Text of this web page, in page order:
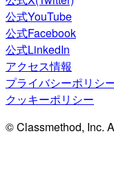
公式YouTube
公式Facebook
公式LinkedIn
アクセス情報
プライバシーポリシ
クッキーポリシー
© Classmethod, Inc.